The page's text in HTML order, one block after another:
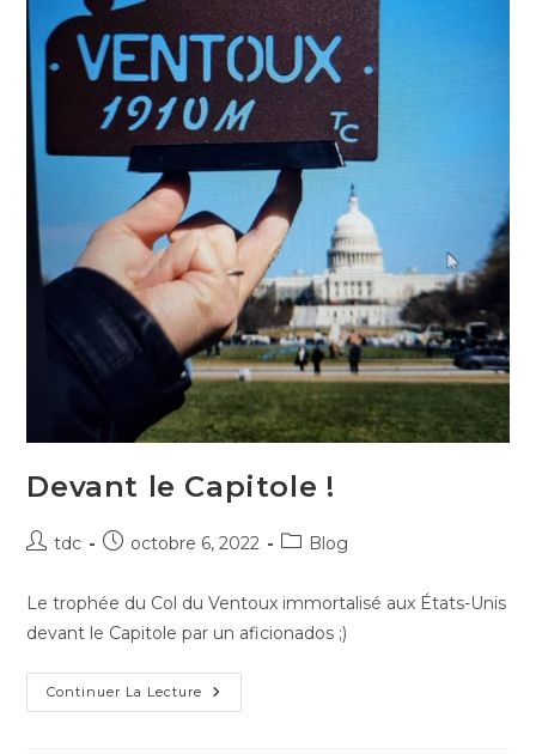
Devant le Capitole !
Auteur/autrice
la
publication :
tdc
Publication
octobre 6, 2022
PostBlog
Le trophée du Col du Ventoux immortalisé aux États-Unis
devant le Capitole par un aficionados ;)
Continuer La Lecture Devant
Le